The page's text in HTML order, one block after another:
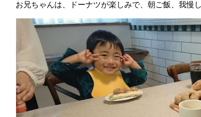
お兄ちゃんは、ドーナツが楽しみで、朝ご飯、我慢